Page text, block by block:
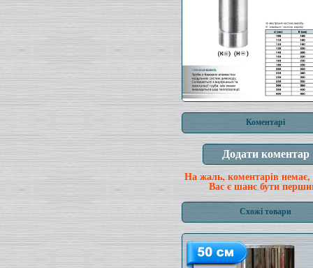
Коментарі
На жаль, коментарів немає,
Вас є шанс бути
Схожі товари